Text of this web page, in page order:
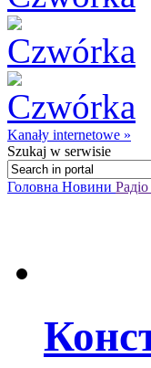
Kanały internetowe »
Szukaj w serwisie
Головна Новини Радіо